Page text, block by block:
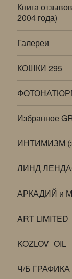
Книга
2004 года)
Галереи
КОШКИ 295
Избранное
ИНТИМИЗМ
ЛИНД
АРКАДИЙ и
ART LIMITED
KOZLOV_OIL
Ч/Б ГРАФИКА